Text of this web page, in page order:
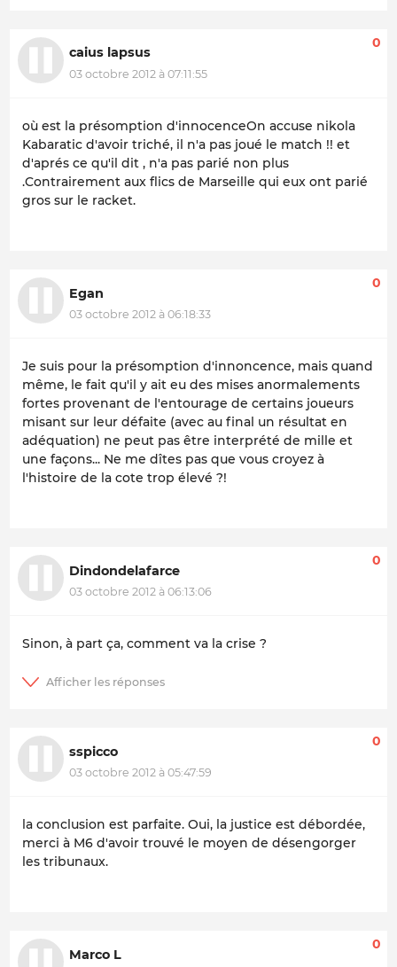
caius lapsus
03 octobre 2012 à 07:11:55
0
où est la présomption d'innocenceOn accuse nikola
Kabaratic d'avoir triché, il n'a pas joué le match !! et
d'aprés ce qu'il dit , n'a pas parié non plus
.Contrairement aux flics de Marseille qui eux ont parié
gros sur le racket.
Egan
03 octobre 2012 à 06:18:33
0
Je suis pour la présomption d'innoncence, mais quand
même, le fait qu'il y ait eu des mises anormalements
fortes provenant de l'entourage de certains joueurs
misant sur leur défaite (avec au final un résultat en
adéquation) ne peut pas être interprété de mille et
une façons... Ne me dîtes pas que vous croyez à
l'histoire de la cote trop élevé ?!
Dindondelafarce
03 octobre 2012 à 06:13:06
0
Sinon, à part ça, comment va la crise ?
sspicco
03 octobre 2012 à 05:47:59
0
la conclusion est parfaite. Oui, la justice est débordée,
merci à M6 d'avoir trouvé le moyen de désengorger
les tribunaux.
Marco L
0